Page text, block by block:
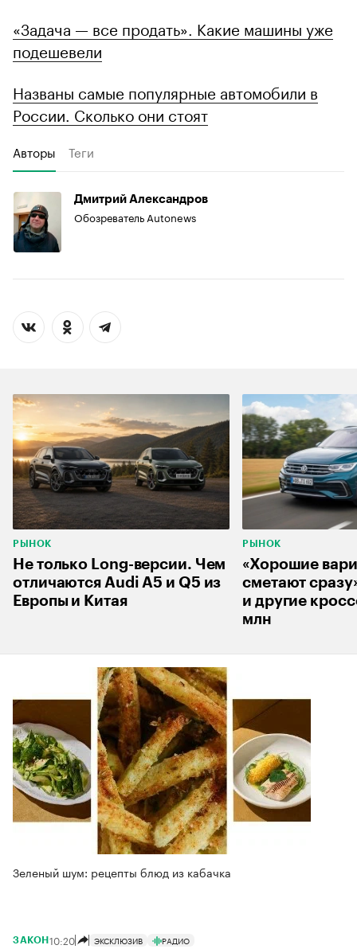
«Задача — все продать». Какие машины уже
подешевели
Названы самые популярные автомобили в
России. Сколько они стоят
Авторы Теги
Дмитрий Александров
Обозреватель Autonews
РЫНОК
Не только Long-версии. Чем
отличаются Audi A5 и Q5 из
Европы и Китая
РЫНОК
«Хорошие
сметают
и другие
млн
Зеленый шум: рецепты блюд из кабачка
ЗАКОН 10:20 ЭКСКЛЮЗИВ РАДИО